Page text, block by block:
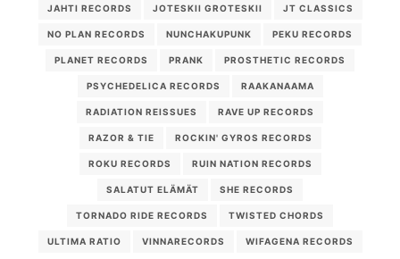
JAHTI RECORDS JOTESKII GROTESKII JT CLASSICS
NO PLAN RECORDS NUNCHAKUPUNK PEKU RECORDS
PLANET RECORDS PRANK PROSTHETIC RECORDS
PSYCHEDELICA RECORDS RAAKANAAMA
RADIATION REISSUES RAVE UP RECORDS
RAZOR & TIE ROCKIN' GYROS RECORDS
ROKU RECORDS RUIN NATION RECORDS
SALATUT ELÄMÄT SHE RECORDS
TORNADO RIDE RECORDS TWISTED CHORDS
ULTIMA RATIO VINNARECORDS WIFAGENA RECORDS